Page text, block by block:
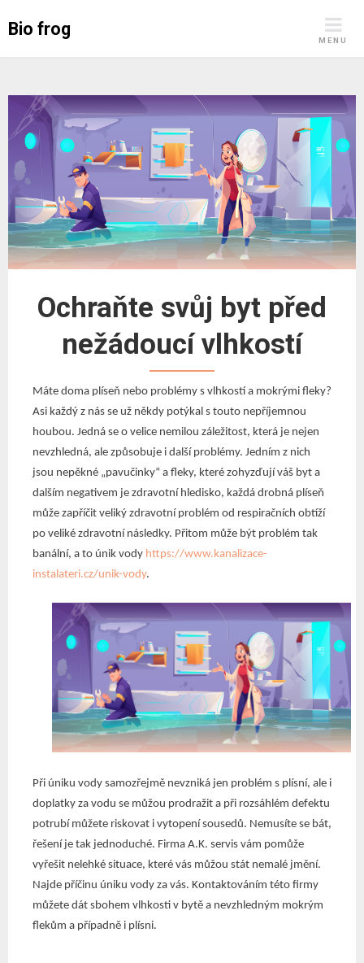
Bio frog
MENU
Ochraňte svůj byt před
nežádoucí vlhkostí
Máte doma plíseň nebo problémy s vlhkostí a mokrými fleky?
Asi každý z nás se už někdy potýkal s touto nepříjemnou
houbou. Jedná se o velice nemilou záležitost, která je nejen
nevzhledná, ale způsobuje i další problémy. Jedním z nich
jsou nepěkné „pavučinky“ a fleky, které zohyzďují váš byt a
dalším negativem je zdravotní hledisko, každá drobná plíseň
může zapříčit veliký zdravotní problém od respiračních obtíží
po veliké zdravotní následky. Přitom může být problém tak
banální, a to únik vody https://www.kanalizace-
instalateri.cz/unik-vody.
Při úniku vody samozřejmě nevzniká jen problém s plísní, ale i
doplatky za vodu se můžou prodražit a při rozsáhlém defektu
potrubí můžete riskovat i vytopení sousedů. Nemusíte se bát,
řešení je tak jednoduché. Firma A.K. servis vám pomůže
vyřešit nelehké situace, které vás můžou stát nemalé jmění.
Najde příčinu úniku vody za vás. Kontaktováním této firmy
můžete dát sbohem vlhkosti v bytě a nevzhledným mokrým
flekům a případně i plísni.